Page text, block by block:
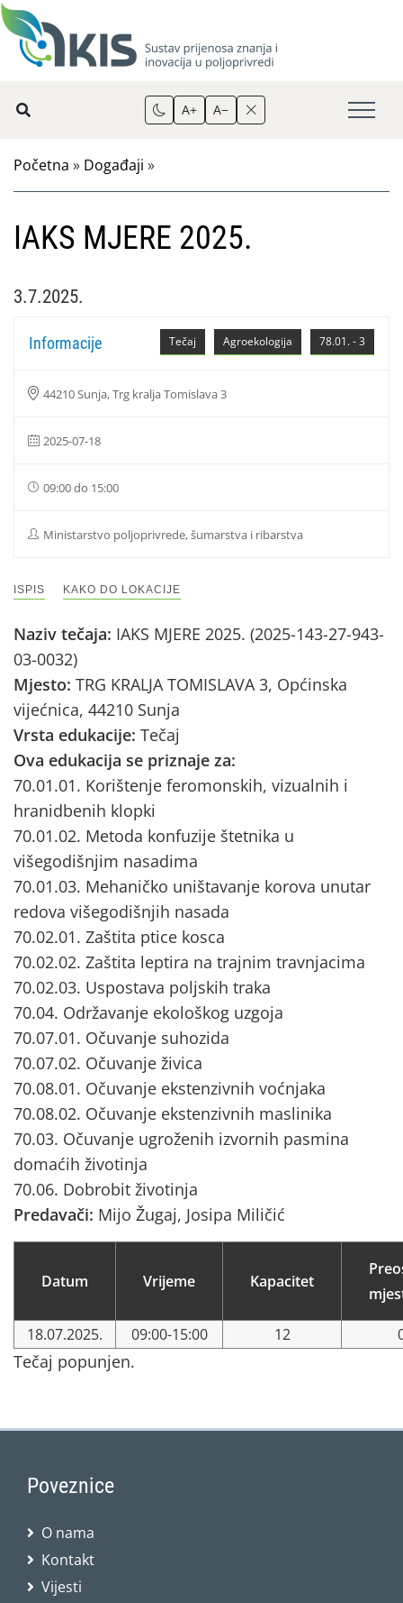
A+ A−
Početna » Događaji »
IAKS MJERE 2025.
3.7.2025.
78.01. - 3
Agroekologija
Tečaj
Informacije
44210 Sunja, Trg kralja Tomislava 3
2025-07-18
09:00 do 15:00
Ministarstvo poljoprivrede, šumarstva i ribarstva
ISPIS KAKO DO LOKACIJE
Naziv tečaja: IAKS MJERE 2025. (2025-143-27-943-
03-0032)
Mjesto: TRG KRALJA TOMISLAVA 3, Općinska
vijećnica, 44210 Sunja
Vrsta edukacije: Tečaj
Ova edukacija se priznaje za:
70.01.01. Korištenje feromonskih, vizualnih i
hranidbenih klopki
70.01.02. Metoda konfuzije štetnika u
višegodišnjim nasadima
70.01.03. Mehaničko uništavanje korova unutar
redova višegodišnjih nasada
70.02.01. Zaštita ptice kosca
70.02.02. Zaštita leptira na trajnim travnjacima
70.02.03. Uspostava poljskih traka
70.04. Održavanje ekološkog uzgoja
70.07.01. Očuvanje suhozida
70.07.02. Očuvanje živica
70.08.01. Očuvanje ekstenzivnih voćnjaka
70.08.02. Očuvanje ekstenzivnih maslinika
70.03. Očuvanje ugroženih izvornih pasmina
domaćih životinja
70.06. Dobrobit životinja
Predavači: Mijo Žugaj, Josipa Miličić
Datum Vrijeme Kapacitet
18.07.2025. 09:00-15:00 12
Tečaj popunjen.
Poveznice
O nama
Kontakt
Vijesti